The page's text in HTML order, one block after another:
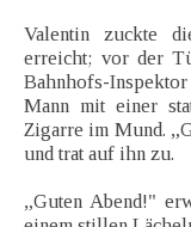
Valentin zuckte
erreicht; vor der
Bahnhofs-
Mann mit einer
Zigarre im Mund.
und trat auf ihn zu.
„Guten Abend!"